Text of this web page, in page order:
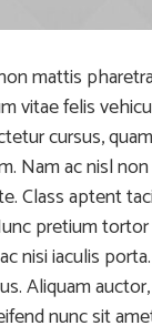
mattis
vitae felis
cursus,
Nam ac nisl
Class aptent
pretium tortor
nisi iaculis
Aliquam
nunc sit